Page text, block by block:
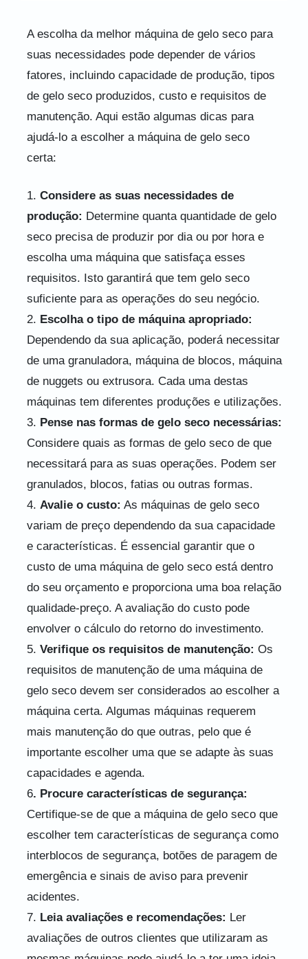
A escolha da melhor máquina de gelo seco para
suas necessidades pode depender de vários
fatores, incluindo capacidade de produção, tipos
de gelo seco produzidos, custo e requisitos de
manutenção. Aqui estão algumas dicas para
ajudá-lo a escolher a máquina de gelo seco
certa:
1. Considere as suas necessidades de
produção: Determine quanta quantidade de gelo
seco precisa de produzir por dia ou por hora e
escolha uma máquina que satisfaça esses
requisitos. Isto garantirá que tem gelo seco
suficiente para as operações do seu negócio.
2. Escolha o tipo de máquina apropriado:
Dependendo da sua aplicação, poderá necessitar
de uma granuladora, máquina de blocos, máquina
de nuggets ou extrusora. Cada uma destas
máquinas tem diferentes produções e utilizações.
3. Pense nas formas de gelo seco necessárias:
Considere quais as formas de gelo seco de que
necessitará para as suas operações. Podem ser
granulados, blocos, fatias ou outras formas.
4. Avalie o custo: As máquinas de gelo seco
variam de preço dependendo da sua capacidade
e características. É essencial garantir que o
custo de uma máquina de gelo seco está dentro
do seu orçamento e proporciona uma boa relação
qualidade-preço. A avaliação do custo pode
envolver o cálculo do retorno do investimento.
5. Verifique os requisitos de manutenção: Os
requisitos de manutenção de uma máquina de
gelo seco devem ser considerados ao escolher a
máquina certa. Algumas máquinas requerem
mais manutenção do que outras, pelo que é
importante escolher uma que se adapte às suas
capacidades e agenda.
6. Procure características de segurança:
Certifique-se de que a máquina de gelo seco que
escolher tem características de segurança como
interblocos de segurança, botões de paragem de
emergência e sinais de aviso para prevenir
acidentes.
7. Leia avaliações e recomendações: Ler
avaliações de outros clientes que utilizaram as